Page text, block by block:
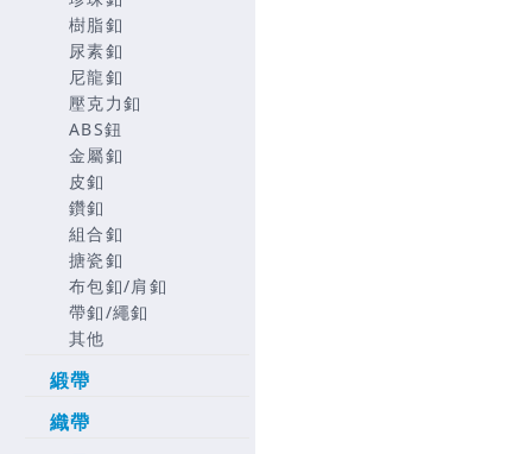
樹脂釦
尿素釦
尼龍釦
壓克力釦
ABS鈕
金屬釦
皮釦
鑽釦
組合釦
搪瓷釦
布包釦/肩釦
帶釦/繩釦
其他
緞帶
織帶